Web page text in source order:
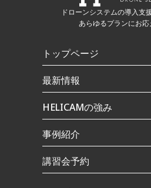
ドローンシステムの導入支
あらゆるプランにお応
トップページ
最新情報
HELICAMの強み
事例紹介
講習会予約